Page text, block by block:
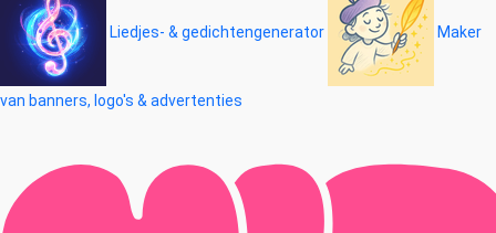
Liedjes- & gedichtengenerator Maker
van banners, logo's & advertenties